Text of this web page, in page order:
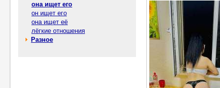
она ищет его
он ищет его
она ищет её
лёгкие отношения
Разное